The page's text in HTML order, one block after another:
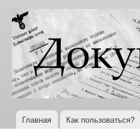
Документы
XX века
Всемирная
история в
Интернете
Главное меню
Главная Как пользоваться?